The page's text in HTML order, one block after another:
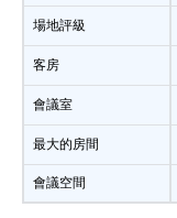
場地評級
客房
會議室
最大的房間
會議空間